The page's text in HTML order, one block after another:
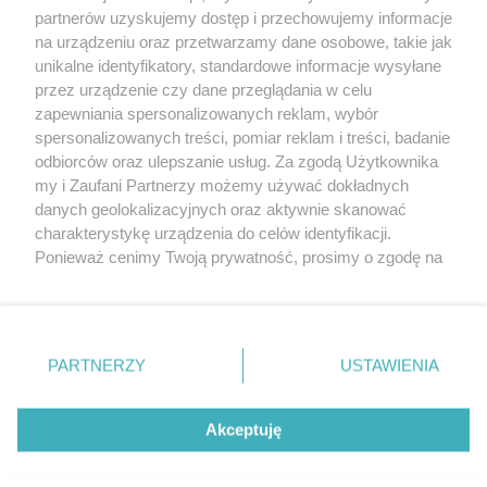
Pokaż więcej
Reklama Tematy Archiwum artykułów
Strona korzysta z plików cookies w celu realizacji usług. Pozostając na niej,
wyrażasz zgodę na ich wykorzystanie. Więcej informacji w polityce
prywatności.
partnerów uzyskujemy dostęp i przechowujemy informacje
na urządzeniu oraz przetwarzamy dane osobowe, takie jak
unikalne identyfikatory, standardowe informacje wysyłane
przez urządzenie czy dane przeglądania w celu
zapewniania spersonalizowanych reklam, wybór
spersonalizowanych treści, pomiar reklam i treści, badanie
odbiorców oraz ulepszanie usług. Za zgodą Użytkownika
my i Zaufani Partnerzy możemy używać dokładnych
danych geolokalizacyjnych oraz aktywnie skanować
charakterystykę urządzenia do celów identyfikacji.
Ponieważ cenimy Twoją prywatność, prosimy o zgodę na
znajdujący się w lewym dolnym rogu strony
. Niektóre
rodzaje przetwarzania danych nie wymagają zgody
użytkownika, ale masz prawo sprzeciwić się takiemu
przetwarzaniu. Preferencje będą miały zastosowania tylko
na tej witrynie.
PARTNERZY USTAWIENIA
Akceptuję